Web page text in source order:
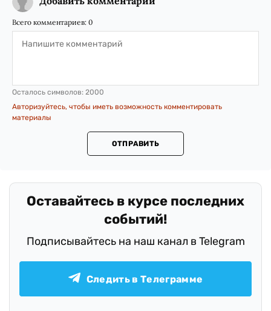
Всего комментариев: 0
Осталось символов: 2000
Авторизуйтесь, чтобы иметь возможность комментировать
материалы
ОТПРАВИТЬ
Оставайтесь в курсе последних
Следить в Телеграмме